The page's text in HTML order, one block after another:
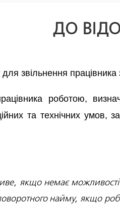
ДО
звільнення працівника
роботою,
та технічних
якщо немає
найму, якщо